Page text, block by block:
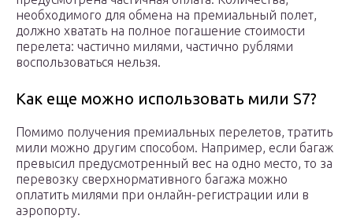
необходимого для обмена на премиальный полет,
должно хватать на полное погашение стоимости
перелета: частично милями, частично рублями
воспользоваться нельзя.
Как еще можно использовать мили S7?
Помимо получения премиальных перелетов, тратить
мили можно другим способом. Например, если багаж
превысил предусмотренный вес на одно место, то за
перевозку сверхнормативного багажа можно
оплатить милями при онлайн-регистрации или в
аэропорту.